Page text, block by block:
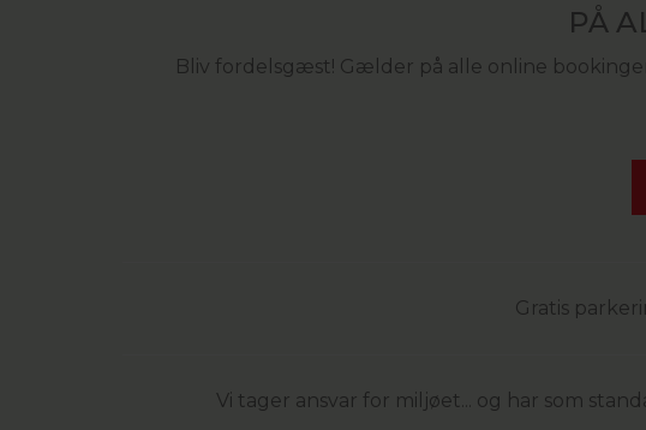
PÅ
Bliv fordelsgæst! Gælder på alle online
Gratis
Vi tager ansvar for miljøet... og har som